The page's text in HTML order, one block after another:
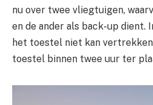
nu over twee vliegtuigen,
en de ander als back-up dient.
het toestel niet kan
toestel binnen twee uur ter